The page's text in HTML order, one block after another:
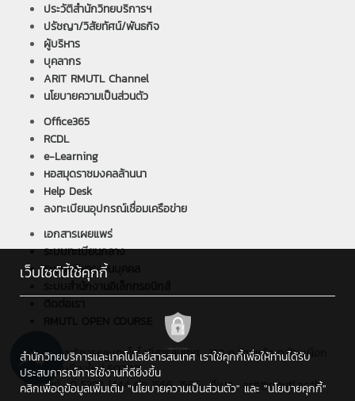
ประวัติสำนักวิทยบริการฯ
ปรัชญา/วิสัยทัศน์/พันธกิจ
ผู้บริหาร
บุคลากร
ARIT RMUTL Channel
นโยบายความเป็นส่วนตัว
Office365
RCDL
e-Learning
หอสมุดราชมงคลล้านนา
Help Desk
ลงทะเบียนอุปกรณ์เชื่อมเครือข่าย
เอกสารเผยแพร่
ระบบทะเบียนกลาง
ระบบบริหารงานบุคคล
ระบบสำนักงานอิเล็กทรอนิกส์
สำนักวิทยบริการและเทคโนโลยีสารสนเทศ : 128 ถ.ห้วยแก้ว ต.ช้างเผือก
อ.เมือง จ.เชียงใหม่ 50300
โทรศัพท์ : 0 5392 1444 ต่อ 1566, 1586 , อีเมล : arit@rmutl.ac.th
เว็บไซต์นี้ใช้คุกกี้
สำนักวิทยบริการและเทคโนโลยีสารสนเทศ เราใช้คุกกี้เพื่อให้ท่านได้รับ
ประสบการณ์การใช้งานที่ดียิ่งขึ้น
คลิกเพื่อดูข้อมูลเพิ่มเติม "นโยบายความเป็นส่วนตัว" และ "นโยบายคุกกี้"